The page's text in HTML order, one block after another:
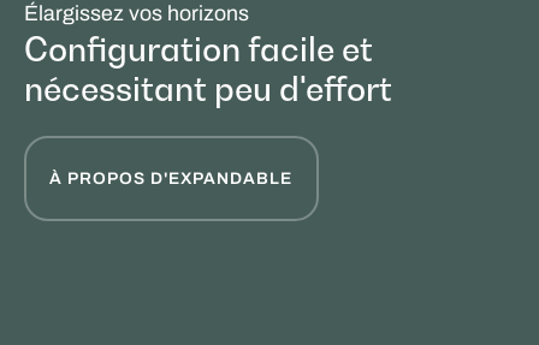
Élargissez vos horizons
Configuration facile et
nécessitant peu d'effort
À PROPOS D'EXPANDABLE